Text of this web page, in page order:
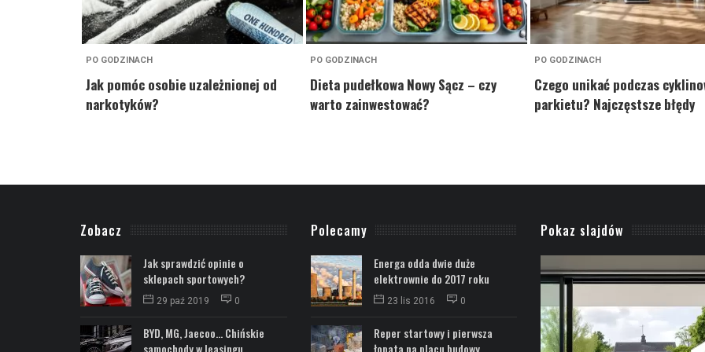
PO GODZINACH
Jak pomóc osobie uzależnionej od
narkotyków?
PO GODZINACH
Dieta pudełkowa Nowy Sącz – czy
warto zainwestować?
PO GODZINACH
Czego unikać podczas
parkietu? Najczęstsze błędy
Zobacz
Jak sprawdzić opinie o
sklepach sportowych?
29 paź 2019 0
BYD, MG, Jaecoo... Chińskie
samochody w leasingu...
Polecamy
Energa odda dwie duże
elektrownie do 2017 roku
23 lis 2016 0
Reper startowy i pierwsza
łopata na placu budowy...
Pokaz slajdów